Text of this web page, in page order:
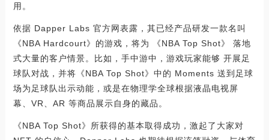
用。
依据 Dapper Labs 官方网表露，其已经产品研发一款名叫
《NBA Hardcourt》的游戏，将为 《NBA Top Shot》 落地
式大量的客户情景。比如，手中游中，游戏玩家能够 开展足
球队对战，并将《NBA Top Shot》中的 Moments 送到足球
场为足球队出示动能，或是在物理学全球根据液晶电视屏
幕、VR、AR 等商品展示自身的藏品。
《NBA Top Shot》所获得的基本取得成功，激起了大家对